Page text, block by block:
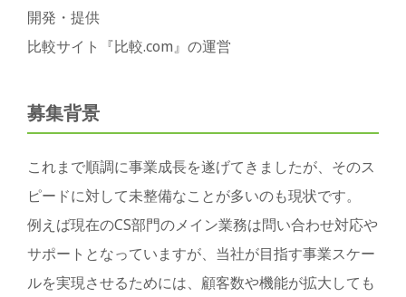
開発・提供
比較サイト『比較.com』の運営
募集背景
これまで順調に事業成長を遂げてきましたが、そのス
ピードに対して未整備なことが多いのも現状です。
例えば現在のCS部門のメイン業務は問い合わせ対応や
サポートとなっていますが、当社が目指す事業スケー
ルを実現させるためには、顧客数や機能が拡大しても